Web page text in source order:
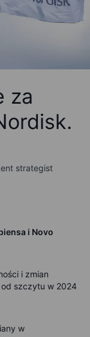
za
strategist
i Novo
i zmian
szczytu w 2024
w